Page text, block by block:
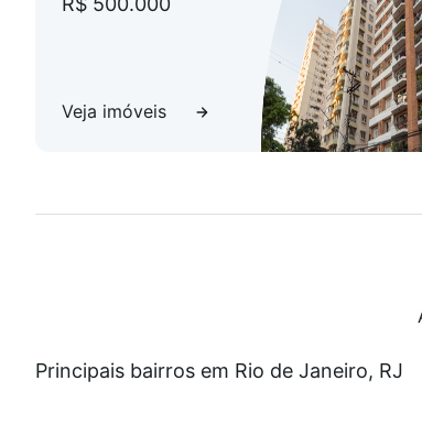
Veja imóveis
Principais bairros em Rio de Janeiro, RJ